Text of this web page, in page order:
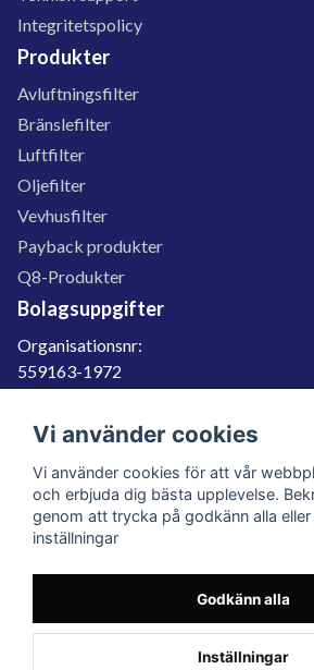
Integritetspolicy
Produkter
Avluftningsfilter
Bränslefilter
Luftfilter
Oljefilter
Vevhusfilter
Payback produkter
Q8-Produkter
Bolagsuppgifter
Organisationsnr:
559163-1972
SE559163197201
060-566 800
info@filter.se
559163-1972
© 2023 Filter.se, All rights reserved.
Vi använder cookies
Vi använder cookies för att vår
och erbjuda dig bästa upplevelse.
genom att trycka på godkänn alla eller
inställningar
Godkänn alla
Inställningar